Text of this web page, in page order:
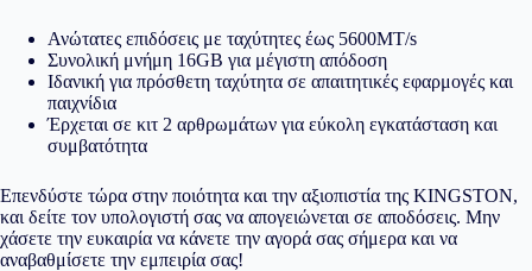
Ανώτατες επιδόσεις με ταχύτητες έως 5600MT/s
Συνολική μνήμη 16GB για μέγιστη απόδοση
Ιδανική για πρόσθετη ταχύτητα σε απαιτητικές εφαρμογές και
παιχνίδια
Έρχεται σε κιτ 2 αρθρωμάτων για εύκολη εγκατάσταση και
συμβατότητα
Επενδύστε τώρα στην ποιότητα και την αξιοπιστία της KINGSTON,
και δείτε τον υπολογιστή σας να απογειώνεται σε αποδόσεις. Μην
χάσετε την ευκαιρία να κάνετε την αγορά σας σήμερα και να
αναβαθμίσετε την εμπειρία σας!